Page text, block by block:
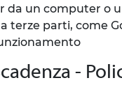
da un computer
terze parti,
-